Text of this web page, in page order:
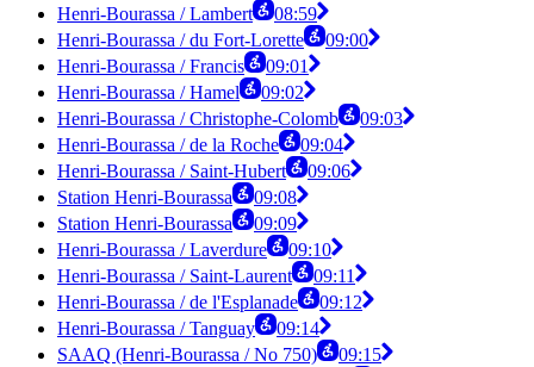
Henri-Bourassa / Lambert
08:59
Henri-Bourassa / du Fort-Lorette
09:00
Henri-Bourassa / Francis
09:01
Henri-Bourassa / Hamel
09:02
Henri-Bourassa / Christophe-Colomb
09:03
Henri-Bourassa / de la Roche
09:04
Henri-Bourassa / Saint-Hubert
09:06
Station Henri-Bourassa
09:08
Station Henri-Bourassa
09:09
Henri-Bourassa / Laverdure
09:10
Henri-Bourassa / Saint-Laurent
09:11
Henri-Bourassa / de l'Esplanade
09:12
Henri-Bourassa / Tanguay
09:14
SAAQ (Henri-Bourassa / No 750)
09:15